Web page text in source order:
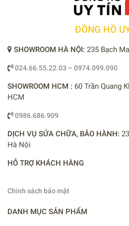
ĐỒNG HỒ
SHOWROOM HÀ NỘI: 235 Bạch
024.66.55.22.03 – 0974.099.090
SHOWROOM HCM : 60 Trần Quang
HCM
0986.686.909
DỊCH VỤ SỬA CHỮA, BẢO HÀNH:
Hà Nội
HỖ TRỢ KHÁCH HÀNG
Chính sách bảo mật
DANH MỤC SẢN PHẨM